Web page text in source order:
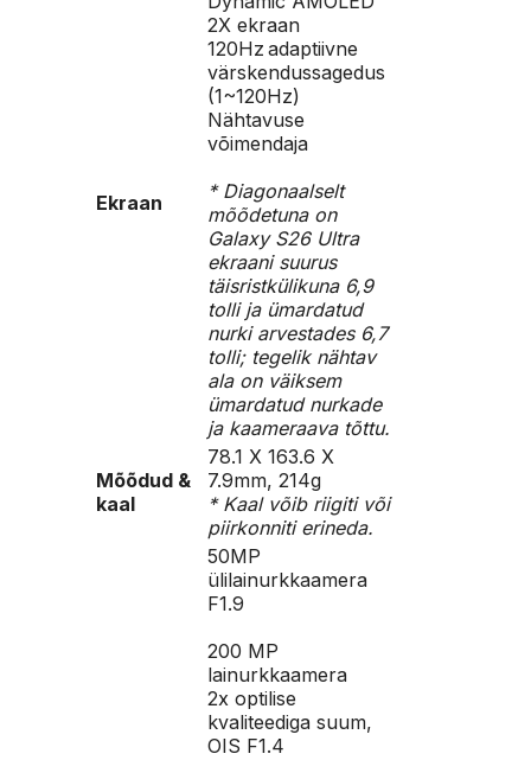
Ekraan
2X ekraan
120Hz adaptiivne
värskendussagedus
(1~120Hz)
Nähtavuse
võimendaja
* Diagonaalselt
mõõdetuna on
Galaxy S26 Ultra
ekraani suurus
täisristkülikuna 6,9
tolli ja ümardatud
nurki arvestades 6,7
tolli; tegelik nähtav
ala on väiksem
ümardatud nurkade
ja kaameraava tõttu.
Mõõdud &
kaal
78.1 X 163.6 X
7.9mm, 214g
* Kaal võib riigiti või
piirkonniti erineda.
50MP
ülilainurkkaamera
F1.9
200 MP
lainurkkaamera
2x optilise
kvaliteediga suum,
OIS F1.4